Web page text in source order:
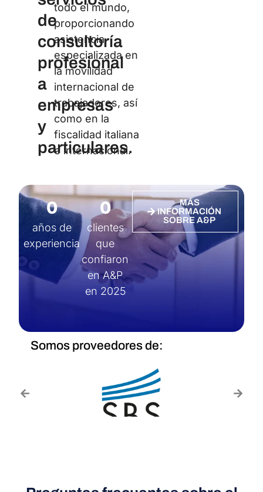
de
consultoría
profesional
a
empresas
y
particulares.
todo el mundo,
proporcionando
asistencia
especializada en
la movilidad
internacional de
trabajadores, así
como en la
fiscalidad italiana
e internacional.
años de
experiencia
0
clientes
que
confiaron
en A&P
en 2025
0
MÁS
INFORMACIÓN
SOBRE A&P
Somos proveedores de: